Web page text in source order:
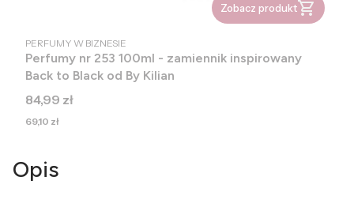
Zobacz produkt
PRODUCENT
PERFUMY W BIZNESIE
Perfumy nr 253 100ml - zamiennik inspirowany
Back to Black od By Kilian
Cena
84,99 zł
Cena
69,10 zł
Opis